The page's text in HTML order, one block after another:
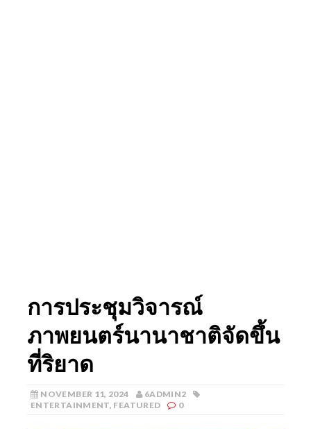
การประชุมวิจารณ์
ภาพยนตร์นานาชาติจัดขึ้น
ที่ริยาด
NOVEMBER 11, 2024
6ADMIN2
ENTERTAINMENT, FEATURED 0